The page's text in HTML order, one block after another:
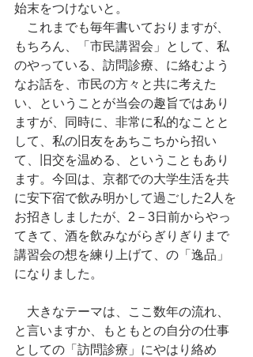
始末をつけないと。
これまでも毎年書いておりますが、
もちろん、「市民講習会」として、私
のやっている、訪問診療、に絡むよう
なお話を、市民の方々と共に考えた
い、ということが当会の趣旨ではあり
ますが、同時に、非常に私的なことと
して、私の旧友をあちこちから招い
て、旧交を温める、ということもあり
ます。今回は、京都での大学生活を共
に安下宿で飲み明かして過ごした2人を
お招きしましたが、2－3日前からやっ
てきて、酒を飲みながらぎりぎりまで
講習会の想を練り上げて、の「逸品」
になりました。
大きなテーマは、ここ数年の流れ、
と言いますか、もともとの自分の仕事
としての「訪問診療」にやはり絡め